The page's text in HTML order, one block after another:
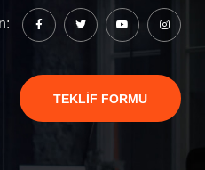
TEKLIF FORMU